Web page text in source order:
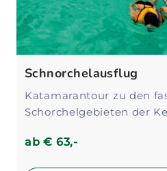
Schnorchelausflug
Katamarantour zu den
Schorchelgebieten der
ab€ 63,-